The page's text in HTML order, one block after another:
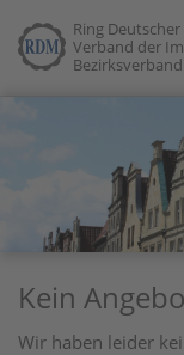
Ring
Verband der
Kein
Wir haben leider